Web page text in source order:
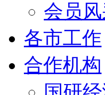
会员
各市工作
合作机构